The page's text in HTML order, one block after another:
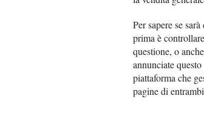
Per sapere se
prima è
questione, o
annunciate
piattaforma che
pagine di